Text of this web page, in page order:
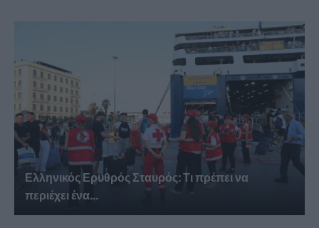
Ελληνικός Ερυθρός Σταυρός: Τι πρέπει να
περιέχει ένα...